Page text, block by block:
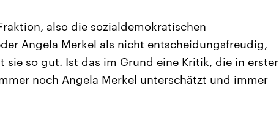
also die sozialdemokratischen
Angela Merkel als nicht entscheidungsfreudig,
sie so gut. Ist das im Grund eine Kritik, die in erster
noch Angela Merkel unterschätzt und immer